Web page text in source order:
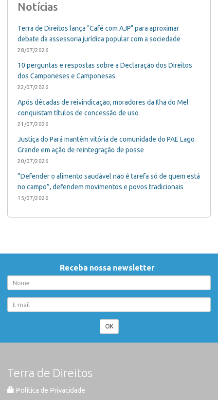
Notícias
Terra de Direitos lança "Café com AJP" para aproximar
debate da assessoria jurídica popular com a sociedade
28/07/2026
10 perguntas e respostas sobre a Declaração dos Direitos
dos Camponeses e Camponesas
22/07/2026
Após décadas de reivindicação, moradores da Ilha do Mel
conquistam títulos de concessão de uso
21/07/2026
Justiça do Pará mantém vitória de comunidade do PAE Lago
Grande em ação de reintegração de posse
20/07/2026
“Defender o alimento saudável não é tarefa só de quem está
no campo”, defendem movimentos e povos tradicionais
15/07/2026
Receba nossa newsletter
OK
Terra de Direitos
Política de Privacidade